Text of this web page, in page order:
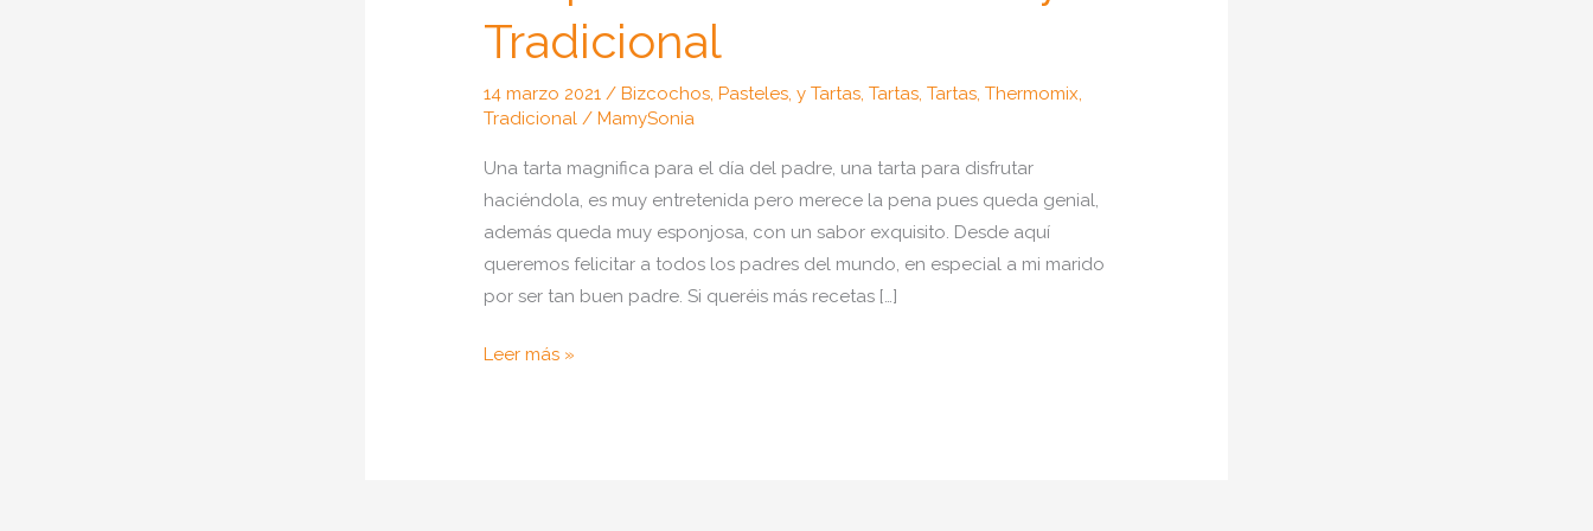
Tradicional
14 marzo 2021/Bizcochos, Pasteles, y Tartas,Tartas,Tartas,Thermomix,
Tradicional /MamySonia
Una tarta magnifica para el día del padre, una tarta para disfrutar
haciéndola, es muy entretenida pero merece la pena pues queda genial,
además queda muy esponjosa, con un sabor exquisito. Desde aquí
queremos felicitar a todos los padres del mundo, en especial a mi marido
por ser tan buen padre. Si queréis más recetas […]
Como
Leer más »